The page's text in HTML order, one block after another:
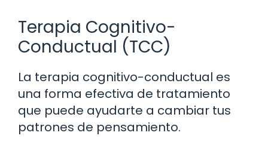
Terapia Cognitivo-
Conductual (TCC)
La terapia cognitivo-conductual es
una forma efectiva de tratamiento
que puede ayudarte a cambiar tus
patrones de pensamiento.